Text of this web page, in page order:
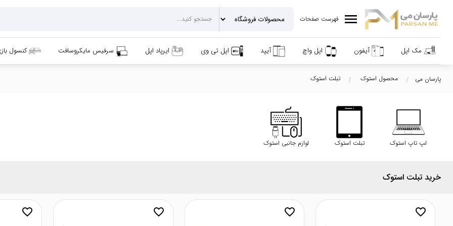
menu فهرست صفحات
مک اپل آیفون اپل واچ آیپد اپل تی وی ایرپاد اپل سرفیس مایکروسافت کنسول
پارسان می محصول استوک تبلت استوک
لپ تاپ استوک تبلت استوک لوازم جانبی استوک
خرید تبلت استوک
favorite_border
favorite_border
favorite_border
favorite_border